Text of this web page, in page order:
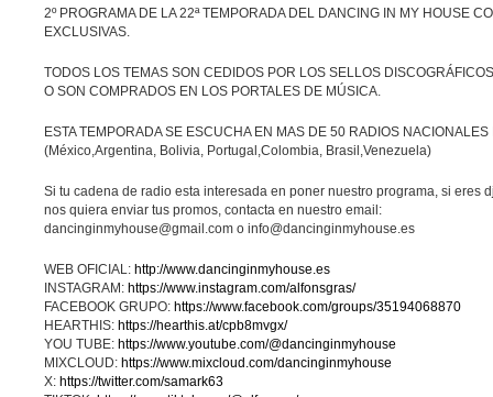
2º PROGRAMA DE LA 22ª TEMPORADA DEL DANCING IN MY HOUSE
EXCLUSIVAS.
TODOS LOS TEMAS SON CEDIDOS POR LOS SELLOS
O SON COMPRADOS EN LOS PORTALES DE MÚSICA.
ESTA TEMPORADA SE ESCUCHA EN MAS DE 50 RADIOS
(México,Argentina, Bolivia, Portugal,Colombia, Brasil,Venezuela)
Si tu cadena de radio esta interesada en poner nuestro programa, si eres
nos quiera enviar tus promos, contacta en nuestro email:
dancinginmyhouse@gmail.com o info@dancinginmyhouse.es
WEB OFICIAL: http://www.dancinginmyhouse.es
INSTAGRAM: https://www.instagram.com/alfonsgras/
FACEBOOK GRUPO: https://www.facebook.com/groups/35194068870
HEARTHIS: https://hearthis.at/cpb8mvgx/
YOU TUBE: https://www.youtube.com/@dancinginmyhouse
MIXCLOUD: https://www.mixcloud.com/dancinginmyhouse
X: https://twitter.com/samark63